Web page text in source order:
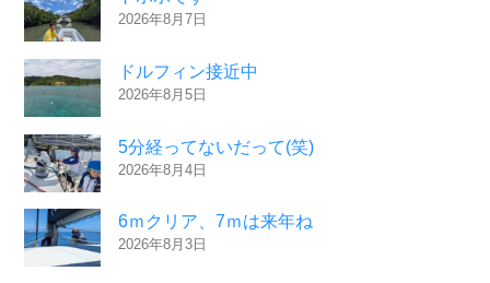
2026年8月7日
ドルフィン接近中
2026年8月5日
5分経ってないだって(笑)
2026年8月4日
6ｍクリア、7ｍは来年ね
2026年8月3日